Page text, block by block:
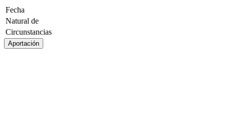
Fecha
Natural de
Circunstancias